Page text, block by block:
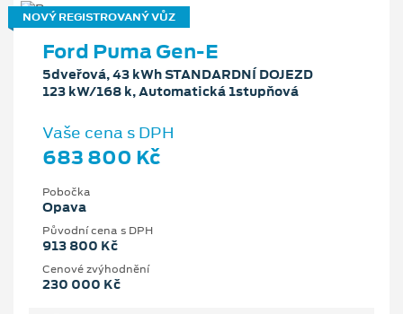
NOVÝ REGISTROVANÝ VŮZ
Ford Puma Gen-E
5dveřová, 43 kWh STANDARDNÍ DOJEZD
123 kW/168 k, Automatická 1stupňová
Vaše cena s DPH
683 800 Kč
Pobočka
Opava
Původní cena s DPH
913 800 Kč
Cenové zvýhodnění
230 000 Kč